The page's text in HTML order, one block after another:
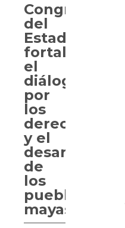
Congreso
del
Estado
fortalece
el
diálogo
por
los
derechos
y el
desarrollo
de
los
pueblos
mayas